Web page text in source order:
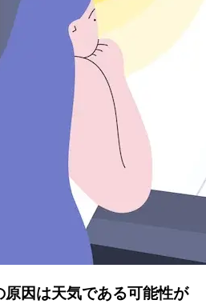
原因は天気である可能性が